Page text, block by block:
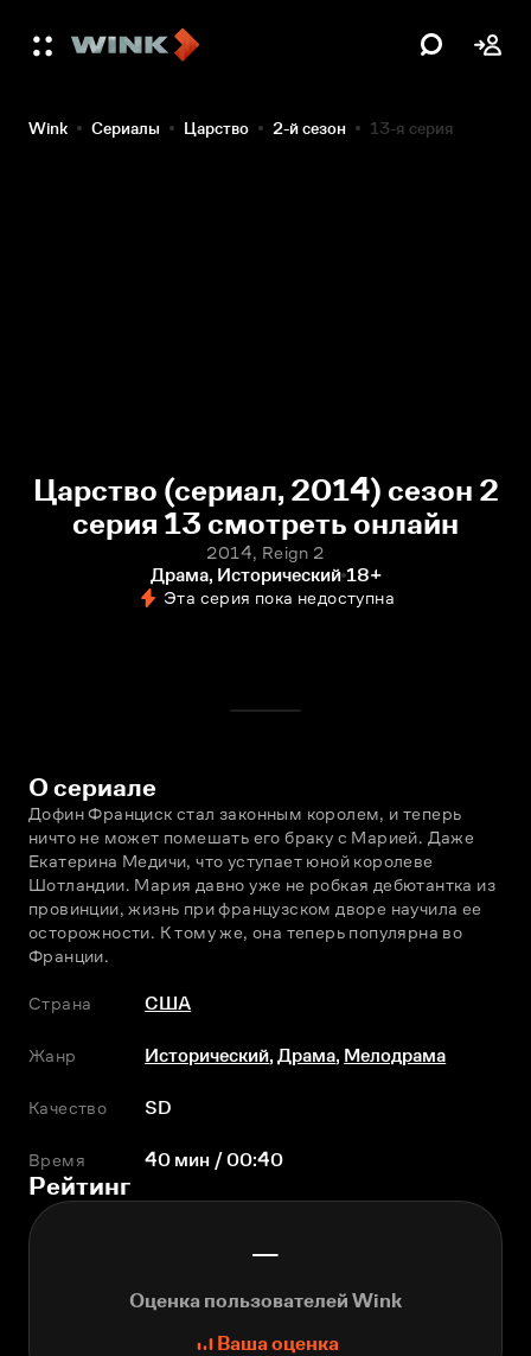
Wink Сериалы Царство 2-й сезон 13-я серия
Царство (сериал, 2014) сезон 2
серия 13 смотреть онлайн
2014, Reign 2
Драма, Исторический 18+
Эта серия пока недоступна
О сериале
Дофин Франциск стал законным королем, и теперь
ничто не может помешать его браку с Марией. Даже
Екатерина Медичи, что уступает юной королеве
Шотландии. Мария давно уже не робкая дебютантка из
провинции, жизнь при французском дворе научила ее
осторожности. К тому же, она теперь популярна во
Франции.
Страна США
Жанр Исторический,Драма, Мелодрама
Качество SD
Время 40 мин / 00:40
Рейтинг
—
Оценка пользователей Wink
Ваша оценка